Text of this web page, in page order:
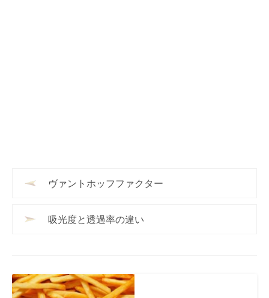
ヴァントホッフファクター
吸光度と透過率の違い